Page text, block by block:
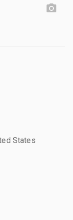
States